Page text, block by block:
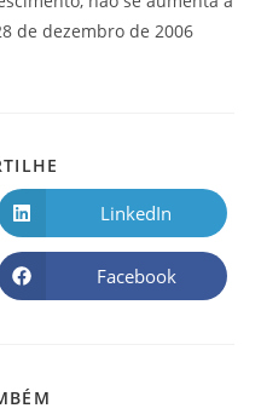
de dezembro de 2006
LinkedIn
Facebook